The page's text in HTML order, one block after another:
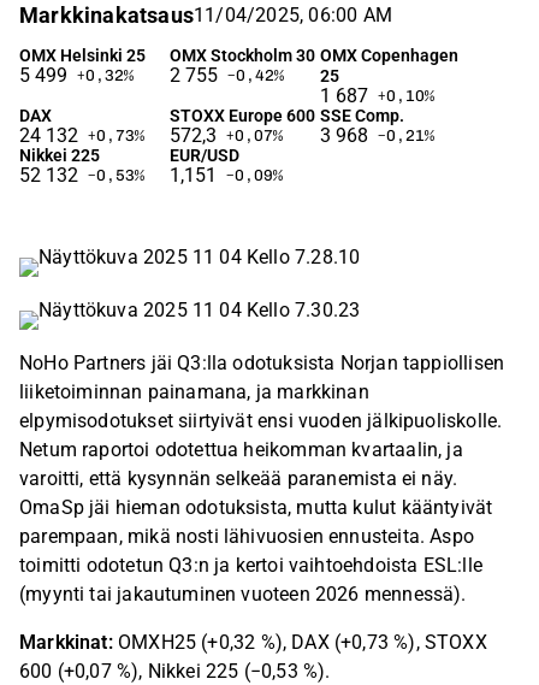
Markkinakatsaus11/04/2025, 06:00 AM
OMX Helsinki 25
5 499 +0,32%
OMX Stockholm 30
2 755 −0,42%
OMX Copenhagen
25
1 687 +0,10%
DAX
24 132 +0,73%
STOXX Europe 600
572,3 +0,07%
SSE Comp.
3 968 −0,21 %
Nikkei 225
52 132 −0,53%
EUR/USD
1,151 −0,09%
NoHo Partners jäi Q3:lla odotuksista Norjan tappiollisen
liiketoiminnan painamana, ja markkinan
elpymisodotukset siirtyivät ensi vuoden jälkipuoliskolle.
Netum raportoi odotettua heikomman kvartaalin, ja
varoitti, että kysynnän selkeää paranemista ei näy.
OmaSp jäi hieman odotuksista, mutta kulut kääntyivät
parempaan, mikä nosti lähivuosien ennusteita. Aspo
toimitti odotetun Q3:n ja kertoi vaihtoehdoista ESL:lle
(myynti tai jakautuminen vuoteen 2026 mennessä).
Markkinat: OMXH25 (+0,32 %), DAX (+0,73 %), STOXX
600 (+0,07 %), Nikkei 225 (−0,53 %).